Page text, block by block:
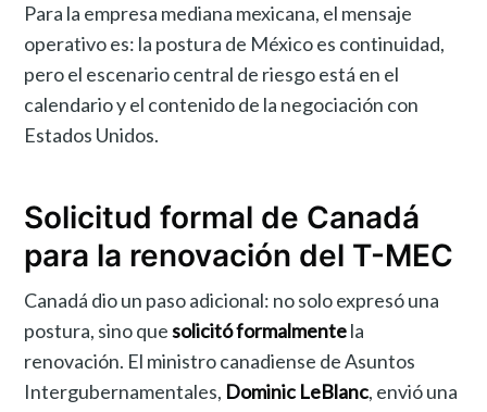
Para la empresa mediana mexicana, el mensaje
operativo es: la postura de México es continuidad,
pero el escenario central de riesgo está en el
calendario y el contenido de la negociación con
Estados Unidos.
Solicitud formal de Canadá
para la renovación del T-MEC
Canadá dio un paso adicional: no solo expresó una
postura, sino quesolicitó formalmentela
renovación. El ministro canadiense de Asuntos
Intergubernamentales, Dominic LeBlanc, envió una